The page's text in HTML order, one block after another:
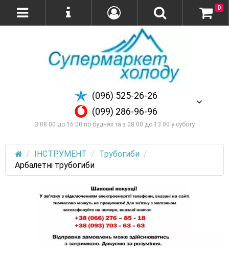
(096) 525-26-26
(099) 286-96-96
З 08:00 до 16:00 по буднях та з 08:00 до 13:00 у суботу
0
ІНСТРУМЕНТ
Трубогиби
Арбалетні трубогиби